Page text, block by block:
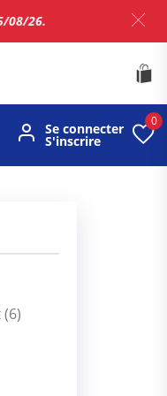
08/26.
Se connecter
S'inscrire
0
(6)